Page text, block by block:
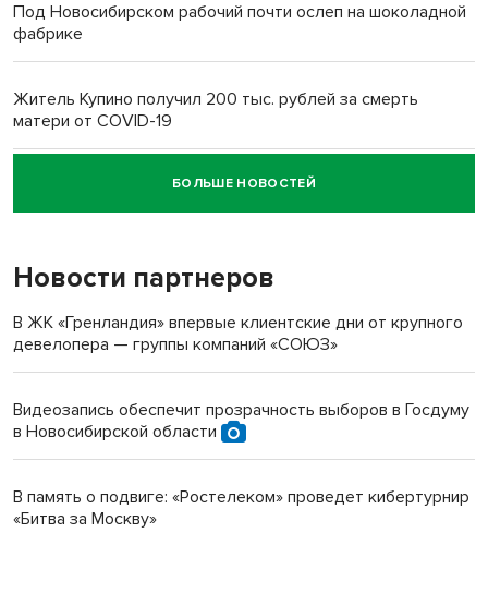
Под Новосибирском рабочий почти ослеп на шоколадной
фабрике
Житель Купино получил 200 тыс. рублей за смерть
матери от COVID-19
Новосибирский суд наказал водителя за смерть
пенсионерки на вокзале
БОЛЬШЕ НОВОСТЕЙ
Новости партнеров
В ЖК «Гренландия» впервые клиентские дни от крупного
девелопера — группы компаний «СОЮЗ»
Видеозапись обеспечит прозрачность выборов в Госдуму
в Новосибирской области
В память о подвиге: «Ростелеком» проведет кибертурнир
«Битва за Москву»